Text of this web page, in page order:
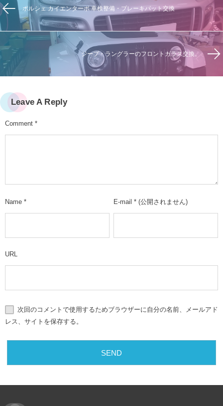
ポルシェ カイエンターボ 車検整備・ブレーキパット交換
ジープ・ラングラーのフロントガラス交換。
Leave A Reply
Comment *
Name * E-mail * (公開されません)
URL
次回のコメントで使用するためブラウザーに自分の名前、メールアド
レス、サイトを保存する。